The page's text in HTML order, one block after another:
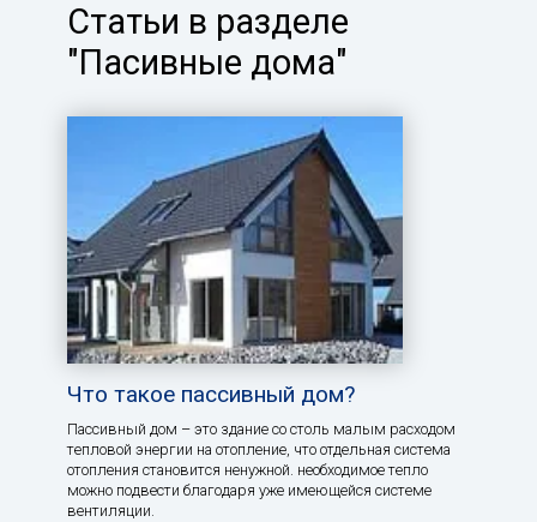
Статьи в разделе
"Пасивные дома"
Что такое пассивный дом?
Пассивный дом – это здание со столь малым расходом
тепловой энергии на отопление, что отдельная система
отопления становится ненужной. необходимое тепло
можно подвести благодаря уже имеющейся системе
вентиляции.